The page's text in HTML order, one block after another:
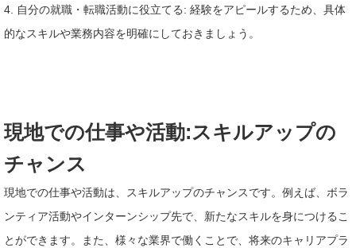
4. 自分の就職・転職活動に役立てる: 経験をアピールするため、具体
的なスキルや業務内容を明確にしておきましょう。
現地での仕事や活動:スキルアップの
チャンス
現地での仕事や活動は、スキルアップのチャンスです。例えば、ボラ
ンティア活動やインターンシップ先で、新たなスキルを身につけるこ
とができます。また、様々な業界で働くことで、将来のキャリアプラ